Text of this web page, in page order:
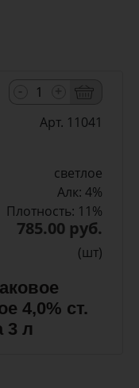
Арт. 11041
светлое
Алк: 4%
Плотность: 11%
785.00 руб.
(шт)
4,0% ст.
3 л